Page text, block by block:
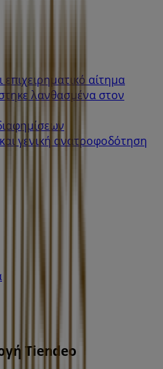
επιχειρηματικό αίτημα
λανθασμένα στον
γενική ανατροφοδότηση
Tiendeo